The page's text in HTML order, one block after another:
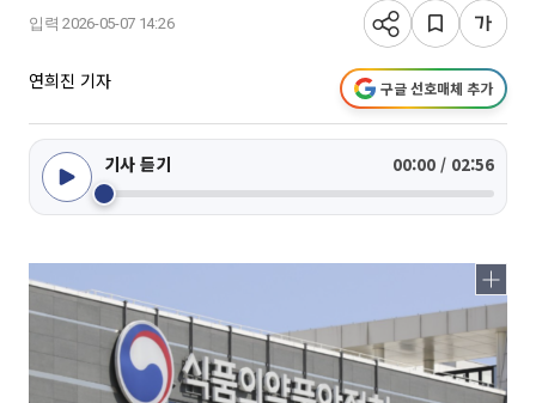
입력 2026-05-07 14:26
연희진 기자 구글 선호매체 추가
기사 듣기 00:00 / 02:56